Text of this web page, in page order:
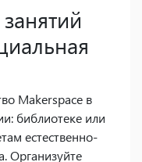
Makerspace в
библиотеке или
естественно-
Организуйте